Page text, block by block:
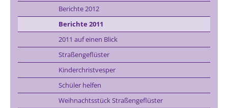
Berichte 2012
Berichte 2011
2011 auf einen Blick
Straßengeflüster
Kinderchristvesper
Schüler helfen
Weihnachtsstück Straßengeflüster